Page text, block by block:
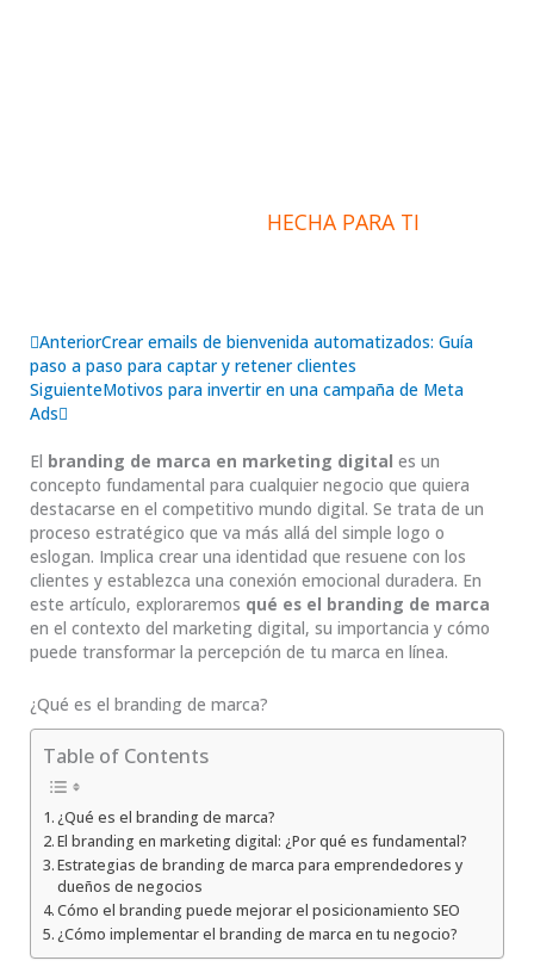
HECHA PARA TI
Ant
AnteriorCrear emails de bienvenida automatizados: Guía
paso a paso para captar y retener clientes
SiguienteMotivos para invertir en una campaña de Meta
Ads
Siguiente
El branding de marca en marketing digital es un
concepto fundamental para cualquier negocio que quiera
destacarse en el competitivo mundo digital. Se trata de un
proceso estratégico que va más allá del simple logo o
eslogan. Implica crear una identidad que resuene con los
clientes y establezca una conexión emocional duradera. En
este artículo, exploraremos qué es el branding de marca
en el contexto del marketing digital, su importancia y cómo
puede transformar la percepción de tu marca en línea.
¿Qué es el branding de marca?
Table of Contents
¿Qué es el branding de marca?
El branding en marketing digital: ¿Por qué es fundamental?
Estrategias de branding de marca para emprendedores y
dueños de negocios
Cómo el branding puede mejorar el posicionamiento SEO
¿Cómo implementar el branding de marca en tu negocio?